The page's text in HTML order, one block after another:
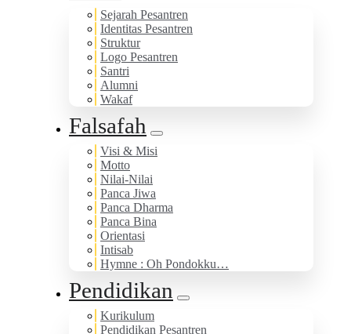
Sejarah Pesantren
Identitas Pesantren
Struktur
Logo Pesantren
Santri
Alumni
Wakaf
Falsafah
Visi & Misi
Motto
Nilai-Nilai
Panca Jiwa
Panca Dharma
Panca Bina
Orientasi
Intisab
Hymne : Oh Pondokku…
Pendidikan
Kurikulum
Pendidikan Pesantren